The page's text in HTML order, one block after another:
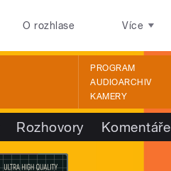
O rozhlase Více
PROGRAM
AUDIOARCHIV
KAMERY
Rozhovory Komentáře